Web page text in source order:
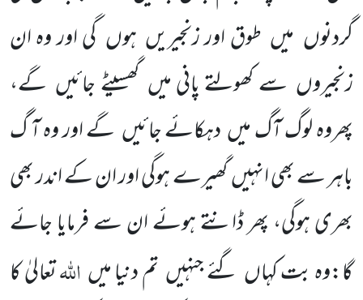
گردنوں میں طوق اور زنجیریں ہوں گی اور وہ ان
زنجیروں سے کھولتے پانی میں گھسیٹے جائیں گے،
پھروہ لوگ آگ میںدہکائے جائیں گے اور وہ آ گ
باہر سے بھی انہیںگھیرے ہوگی اور ان کے اندر بھی
بھری ہوگی، پھر ڈانتے ہوئے ان سے فرمایا جائے
گا:وہ بت کہاں گئے جنہیںتم دنیا میں اللہتعالیٰ کا